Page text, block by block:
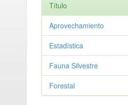
Título
Aprovechamiento
Estadística
Fauna Silvestre
Forestal